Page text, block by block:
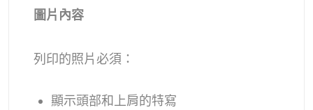
圖片內容
列印的照片必須：
顯示頭部和上肩的特寫